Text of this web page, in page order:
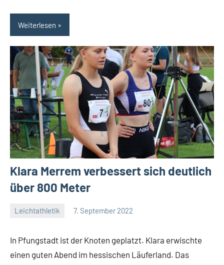
Weiterlesen
Klara Merrem verbessert sich deutlich
über 800 Meter
Leichtathletik 7. September 2022
In Pfungstadt ist der Knoten geplatzt. Klara erwischte
einen guten Abend im hessischen Läuferland. Das